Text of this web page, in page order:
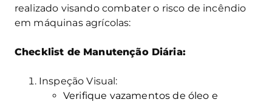
realizado visando combater o risco de incêndio
em máquinas agrícolas:
Checklist de Manutenção Diária:
Inspeção Visual:
Verifique vazamentos de óleo e